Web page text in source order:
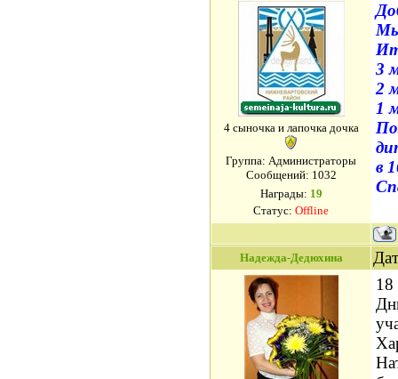
4 сыночка и лапочка дочка
Группа: Администраторы
Сообщений: 1032
Награды: 19
Статус: Offline
3
2
1
в
Надежда-Дедюхина
18